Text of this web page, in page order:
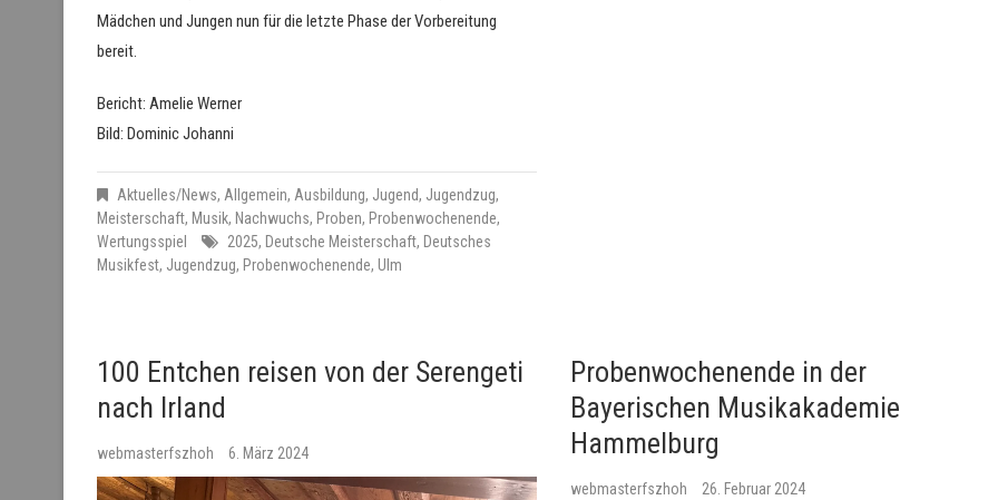
Mädchen und Jungen nun für die letzte Phase der Vorbereitung
bereit.
Bericht: Amelie Werner
Bild: Dominic Johanni
Aktuelles/News, Allgemein, Ausbildung, Jugend, Jugendzug,
Meisterschaft, Musik, Nachwuchs, Proben, Probenwochenende,
Wertungsspiel
2025, Deutsche Meisterschaft, Deutsches
Musikfest, Jugendzug, Probenwochenende, Ulm
100 Entchen reisen von der Serengeti
nach Irland
webmasterfszhoh 6. März 2024
Probenwochenende in der
Bayerischen Musikakademie
Hammelburg
webmasterfszhoh 26. Februar 2024